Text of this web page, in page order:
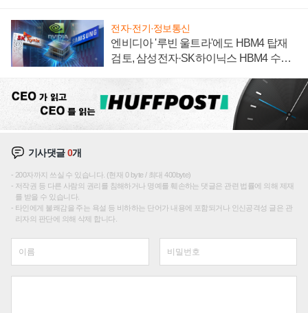
전자·전기·정보통신
엔비디아 '루빈 울트라'에도 HBM4 탑재
검토, 삼성전자·SK하이닉스 HBM4 수율
기사댓글0개
200자까지 쓰실 수 있습니다. (현재 0 byte / 최대 400byte)
저작권 등 다른 사람의 권리를 침해하거나 명예를 훼손하는 댓글은 관련 법률에 의해 제재
를 받을 수 있습니다.
타인에게 불쾌감을 주는 욕설 등 비하하는 단어가 내용에 포함되거나 인신공격성 글은 관
리자의 판단에 의해 삭제 합니다.